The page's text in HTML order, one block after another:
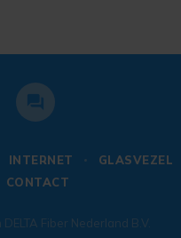
INTERNET GLASVEZEL
CONTACT
DELTA Fiber Nederland B.V.